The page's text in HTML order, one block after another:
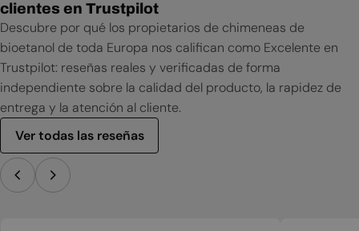
clientes en Trustpilot
Descubre por qué los propietarios de chimeneas de
bioetanol de toda Europa nos califican como Excelente en
Trustpilot: reseñas reales y verificadas de forma
independiente sobre la calidad del producto, la rapidez de
entrega y la atención al cliente.
Ver todas las reseñas